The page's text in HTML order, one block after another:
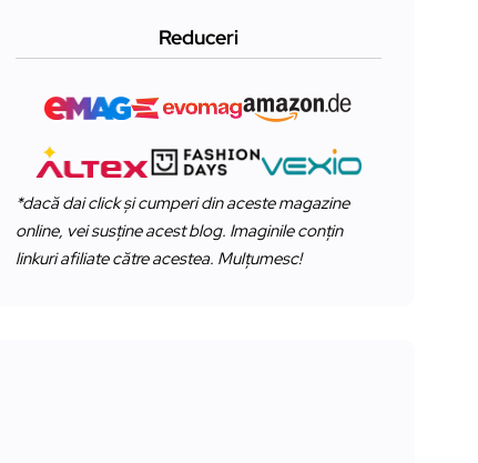
Reduceri
*dacă dai click și cumperi din aceste magazine
online, vei susține acest blog. Imaginile conțin
linkuri afiliate către acestea. Mulțumesc!